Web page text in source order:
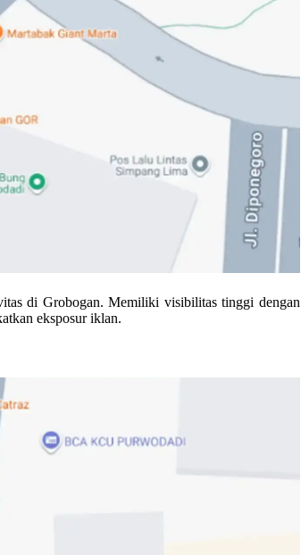
di Grobogan. Memiliki visibilitas tinggi dengan
eksposur iklan.